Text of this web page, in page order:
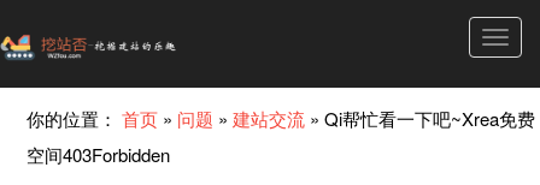
你的位置：首页 » 问题 »建站交流 »Qi帮忙看一下吧~Xrea免费
空间403Forbidden